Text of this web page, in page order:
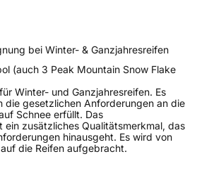
bei Winter- & Ganzjahresreifen
(auch 3 Peak Mountain Snow Flake
Winter- und Ganzjahresreifen. Es
die gesetzlichen Anforderungen an die
Schnee erfüllt. Das
ein zusätzliches Qualitätsmerkmal, das
hinausgeht. Es wird von
die Reifen aufgebracht.